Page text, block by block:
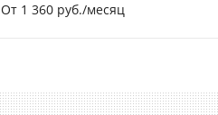
От 1 360 руб./месяц